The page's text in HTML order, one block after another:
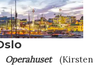
Operahuset(Kirsten